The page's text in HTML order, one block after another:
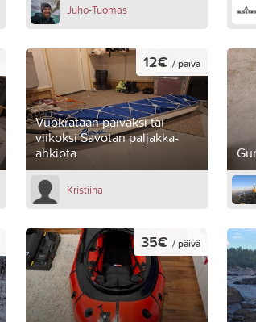
Juho-Tuomas
Vuokrataan päiväksi tai
viikoksi Savotan paljakka-
ahkiota
12€ / päivä
Kristiina
35€ / päivä